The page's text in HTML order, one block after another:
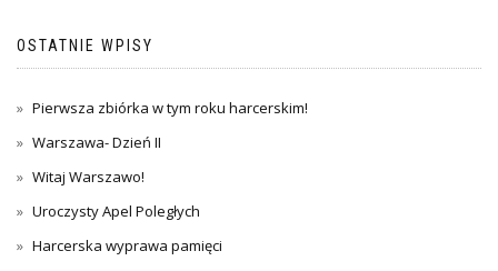
OSTATNIE WPISY
Pierwsza zbiórka w tym roku harcerskim!
Warszawa- Dzień II
Witaj Warszawo!
Uroczysty Apel Poległych
Harcerska wyprawa pamięci